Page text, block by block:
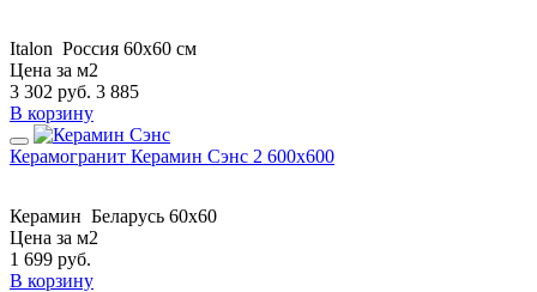
Italon Россия 60x60 см
Цена за м2
3 302 руб. 3 885
В корзину
Керамогранит Керамин Сэнс 2 600х600
Керамин Беларусь 60х60
Цена за м2
1 699 руб.
В корзину